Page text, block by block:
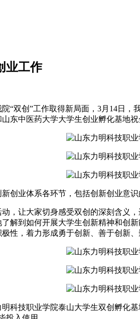
业工作
“双创”工作取得新局面，3月14日
东中医药大学大学生创业孵化基地祝
创业体系各环节，包括创新创业意
，让大家切身感受双创的深刻含义
解到如何开展大学生创新精神和创
性，着力形成勇于创新、善于创新
科技职业学院泰山大学生双创孵